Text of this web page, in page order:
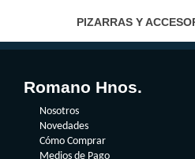
PIZARRAS Y
Romano Hnos.
Nosotros
Novedades
Cómo Comprar
Medios de Pago